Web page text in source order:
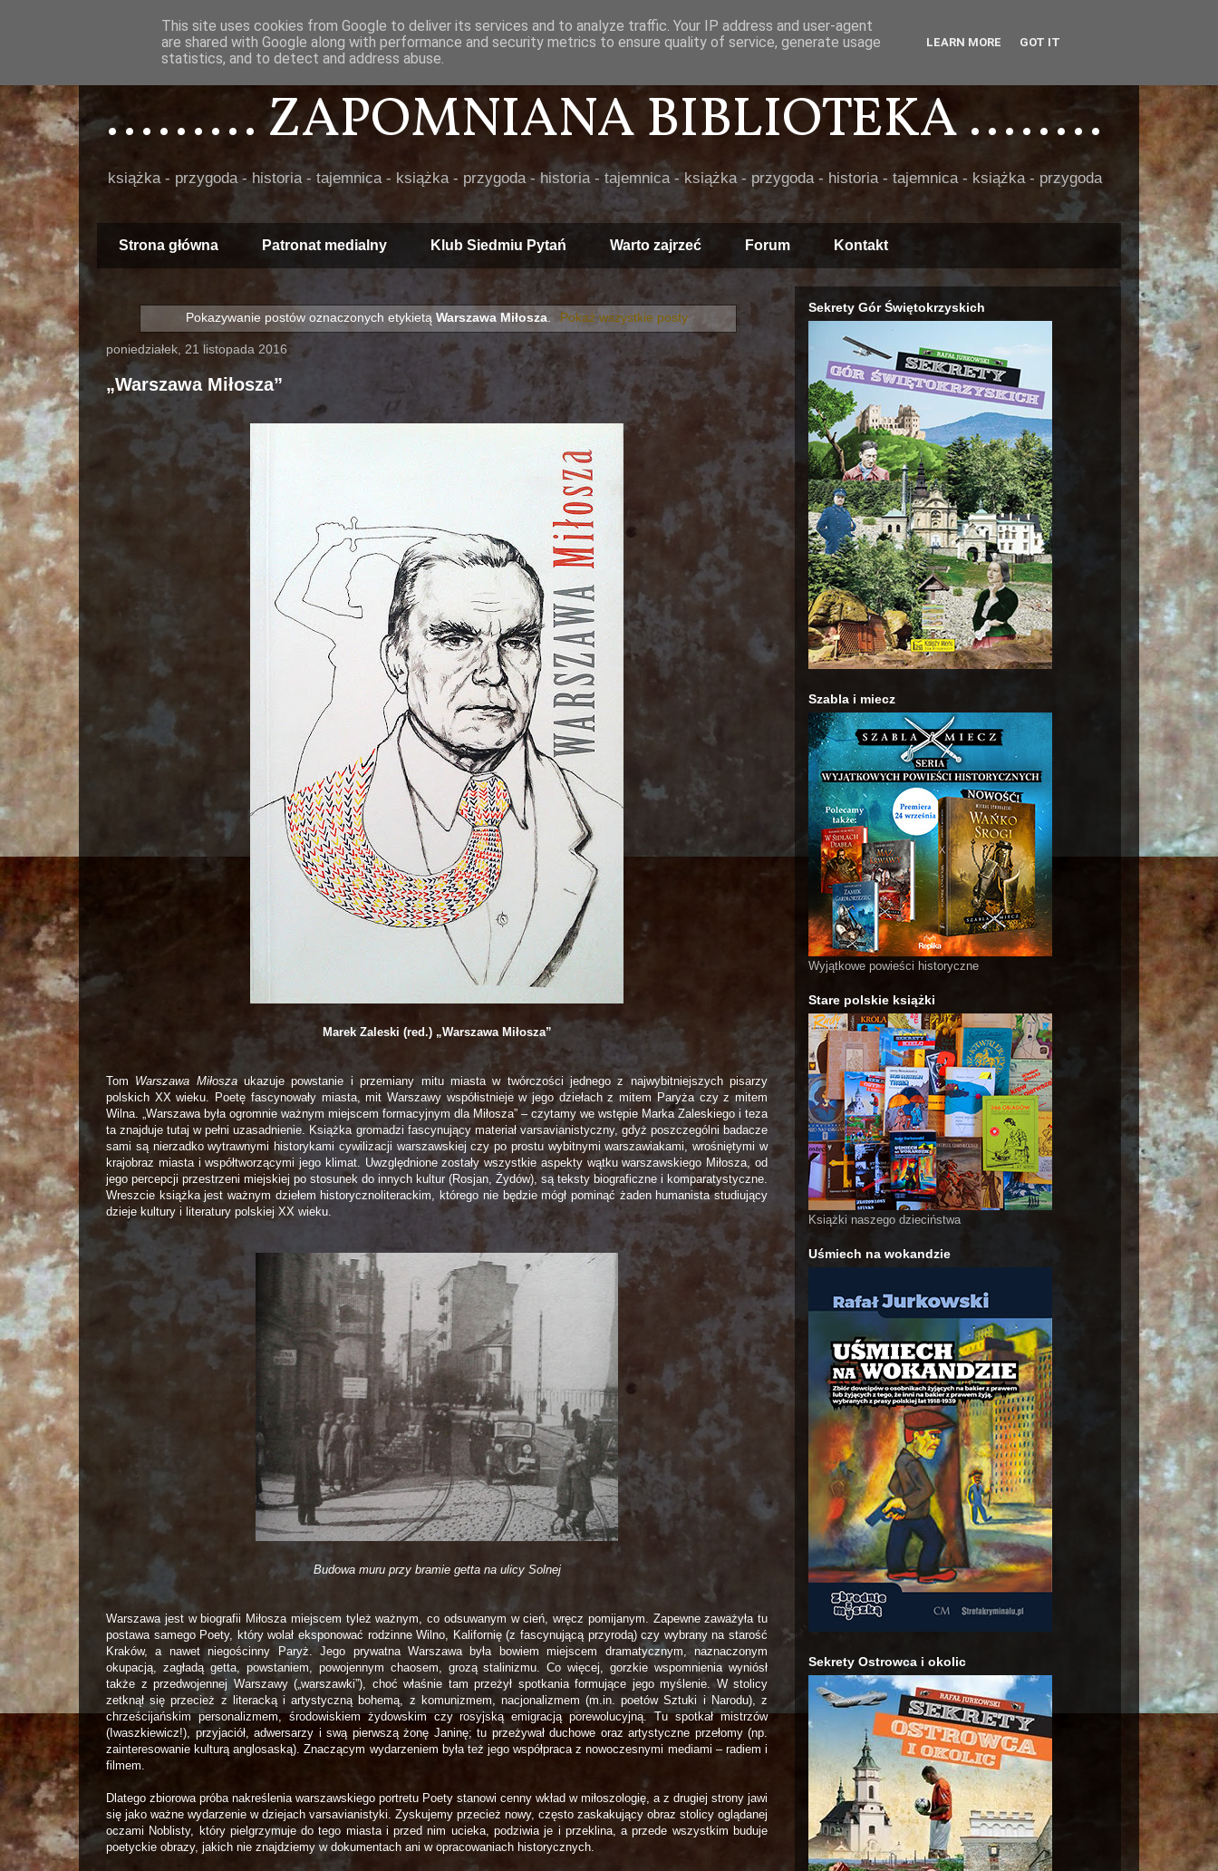
......... ZAPOMNIANA BIBLIOTEKA ........
książka - przygoda - historia - tajemnica - książka - przygoda - historia - tajemnica - książka - przygoda - historia - tajemnica - książka - przygoda
Strona główna Patronat medialny Klub Siedmiu Pytań Warto zajrzeć Forum Kontakt
Pokazywanie postów oznaczonych etykietąWarszawa Miłosza. Pokaż wszystkie posty
poniedziałek, 21 listopada 2016
„Warszawa Miłosza”
Marek Zaleski (red.) „Warszawa Miłosza”
Tom Warszawa Miłoszaukazuje powstanie i przemiany mitu miasta w twórczości jednego z najwybitniejszych pisarzy
polskich XX wieku. Poetę fascynowały miasta, mit Warszawy współistnieje w jego dziełach z mitem Paryża czy z mitem
Wilna. „Warszawa była ogromnie ważnym miejscem formacyjnym dla Miłosza” – czytamy we wstępie Marka Zaleskiego i teza
ta znajduje tutaj w pełni uzasadnienie. Książka gromadzi fascynujący materiał varsavianistyczny, gdyż poszczególni badacze
sami są nierzadko wytrawnymi historykami cywilizacji warszawskiej czy po prostu wybitnymi warszawiakami, wrośniętymi w
krajobraz miasta i współtworzącymi jego klimat. Uwzględnione zostały wszystkie aspekty wątku warszawskiego Miłosza, od
jego percepcji przestrzeni miejskiej po stosunek do innych kultur (Rosjan, Żydów), są teksty biograficzne i komparatystyczne.
Wreszcie książka jest ważnym dziełem historycznoliterackim, którego nie będzie mógł pominąć żaden humanista studiujący
dzieje kultury i literatury polskiej XX wieku.
Budowa muru przy bramie getta na ulicy Solnej
Warszawa jest w biografii Miłosza miejscem tyleż ważnym, co odsuwanym w cień, wręcz pomijanym. Zapewne zaważyła tu
postawa samego Poety, który wolał eksponować rodzinne Wilno, Kalifornię (z fascynującą przyrodą) czy wybrany na starość
Kraków, a nawet niegościnny Paryż. Jego prywatna Warszawa była bowiem miejscem dramatycznym, naznaczonym
okupacją, zagładą getta, powstaniem, powojennym chaosem, grozą stalinizmu. Co więcej, gorzkie wspomnienia wyniósł
także z przedwojennej Warszawy („warszawki”), choć właśnie tam przeżył spotkania formujące jego myślenie. W stolicy
zetknął się przecież z literacką i artystyczną bohemą, z komunizmem, nacjonalizmem (m.in. poetów Sztuki i Narodu), z
chrześcijańskim personalizmem, środowiskiem żydowskim czy rosyjską emigracją porewolucyjną. Tu spotkał mistrzów
(Iwaszkiewicz!), przyjaciół, adwersarzy i swą pierwszą żonę Janinę; tu przeżywał duchowe oraz artystyczne przełomy (np.
zainteresowanie kulturą anglosaską). Znaczącym wydarzeniem była też jego współpraca z nowoczesnymi mediami – radiem i
filmem.
Dlatego zbiorowa próba nakreślenia warszawskiego portretu Poety stanowi cenny wkład w miłoszologię, a z drugiej strony jawi
się jako ważne wydarzenie w dziejach varsavianistyki. Zyskujemy przecież nowy, często zaskakujący obraz stolicy oglądanej
oczami Noblisty, który pielgrzymuje do tego miasta i przed nim ucieka, podziwia je i przeklina, a przede wszystkim buduje
poetyckie obrazy, jakich nie znajdziemy w dokumentach ani w opracowaniach historycznych.
Sekrety Gór Świętokrzyskich
Szabla i miecz
Wyjątkowe powieści historyczne
Stare polskie książki
Książki naszego dzieciństwa
Uśmiech na wokandzie
Sekrety Ostrowca i okolic
This site uses cookies from Google to deliver its services and to analyze traffic. Your IP address and user-agent
are shared with Google along with performance and security metrics to ensure quality of service, generate usage
statistics, and to detect and address abuse.
LEARN MORE GOT IT